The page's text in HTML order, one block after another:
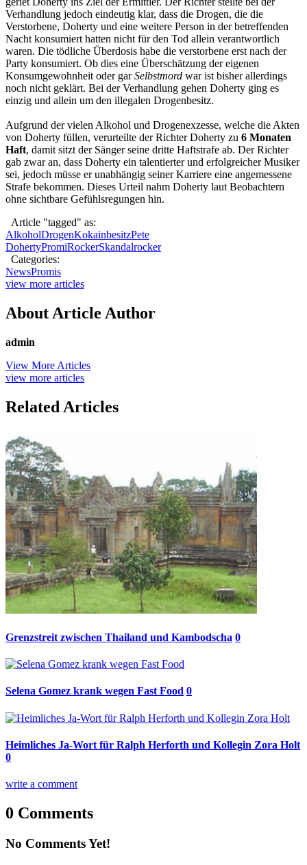
Verhandlung jedoch eindeutig klar, dass die Drogen, die die
Verstorbene, Doherty und eine weitere Person in der betreffenden
Nacht konsumiert hatten nicht für den Tod allein verantwortlich
waren. Die tödliche Überdosis habe die verstorbene erst nach der
Party konsumiert. Ob dies eine Überschätzung der eigenen
Konsumgewohnheit oder garSelbstmord war ist bisher allerdings
noch nicht geklärt. Bei der Verhandlung gehen Doherty ging es
einzig und allein um den illegalen Drogenbesitz.
Aufgrund der vielen Alkohol und Drogenexzesse, welche die Akten
von Doherty füllen, verurteilte der Richter Doherty zu 6 Monaten
Haft, damit sitzt der Sänger seine dritte Haftstrafe ab. Der Richter
gab zwar an, dass Doherty ein talentierter und erfolgreicher Musiker
sei, jedoch müsse er unabhängig seiner Karriere eine angemessene
Strafe bekommen. Dieses Urteil nahm Doherty laut Beobachtern
ohne sichtbare Gefühlsregungen hin.
Article "tagged" as:
AlkoholDrogenKokainbesitzPete
DohertyPromiRockerSkandalrocker
Categories:
NewsPromis
view more articles
About Article Author
admin
View More Articles
view more articles
Related Articles
Grenzstreit zwischen Thailand und Kambodscha 0
Selena Gomez krank wegen Fast Food 0
Heimliches Ja-Wort für Ralph Herforth und Kollegin Zora Holt
0
write a comment
0 Comments
No Comments Yet!